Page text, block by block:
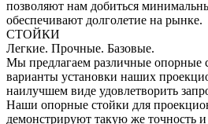
позволяют нам добиться
обеспечивают долголетие на рынке.
СТОЙКИ
Легкие. Прочные. Базовые.
Мы предлагаем различные опорные
варианты установки наших
наилучшем виде удовлетворить
Наши опорные стойки для
демонстрируют такую же точность и